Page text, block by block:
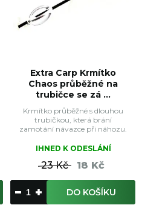
Extra Carp Krmítko
Chaos průběžné na
trubičce se zá ...
Krmítko průběžné s dlouhou
trubičkou, která brání
zamotání návazce při náhozu.
IHNED K ODESLÁNÍ
23 Kč 18 Kč
DO KOŠÍKU